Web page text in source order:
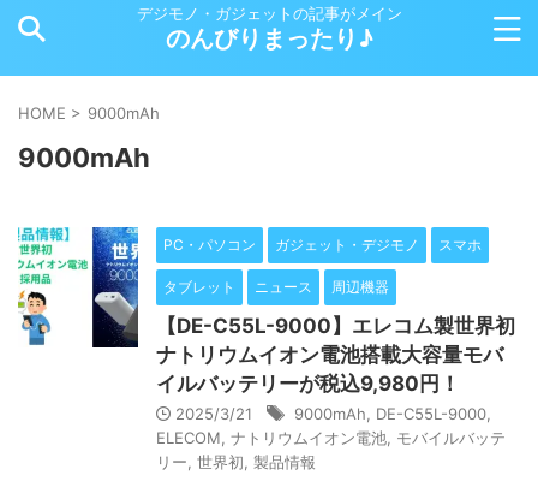
デジモノ・ガジェットの記事がメイン
のんびりまったり♪
HOME > 9000mAh
9000mAh
PC・パソコン ガジェット・デジモノ スマホ
タブレット ニュース 周辺機器
【DE-C55L-9000】エレコム製世界初
ナトリウムイオン電池搭載大容量モバ
イルバッテリーが税込9,980円！
2025/3/21 9000mAh DE-C55L-9000
ELECOM ナトリウムイオン電池 モバイルバッテ
リー 世界初 製品情報